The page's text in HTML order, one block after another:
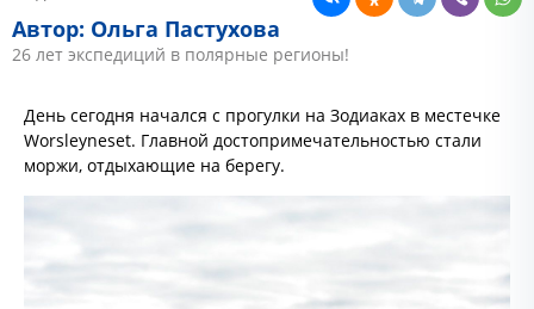
Автор: Ольга Пастухова
26 лет экспедиций в полярные регионы!
День сегодня начался с прогулки на Зодиаках в местечке
Worsleyneset. Главной достопримечательностью стали
моржи, отдыхающие на берегу.